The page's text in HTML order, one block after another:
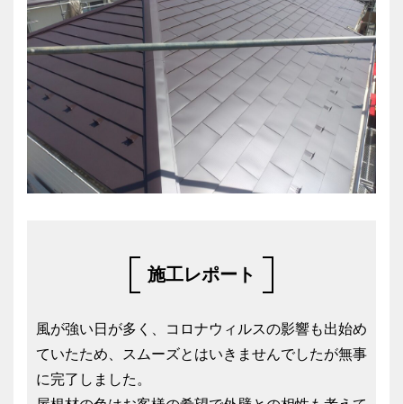
施工レポート
風が強い日が多く、コロナウィルスの影響も出始め
ていたため、スムーズとはいきませんでしたが無事
に完了しました。